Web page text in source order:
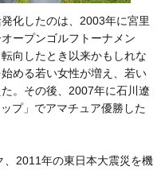
化したのは、2003年に宮里
ープンゴルフトーナメン
向したとき以来かもしれな
める若い女性が増え、若い
。その後、2007年に石川遼
プ」でアマチュア優勝した
、2011年の東日本大震災を機